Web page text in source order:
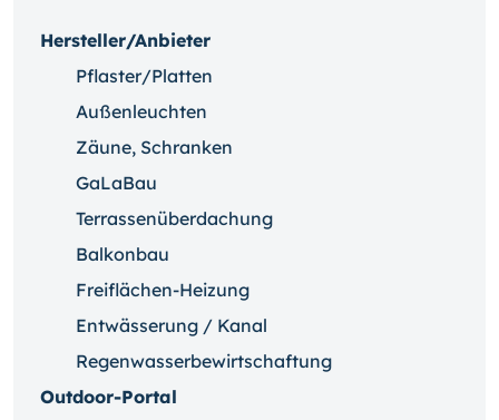
Hersteller/Anbieter
Pflaster/Platten
Außenleuchten
Zäune, Schranken
GaLaBau
Terrassenüberdachung
Balkonbau
Freiflächen-Heizung
Entwässerung / Kanal
Regenwasserbewirtschaftung
Outdoor-Portal